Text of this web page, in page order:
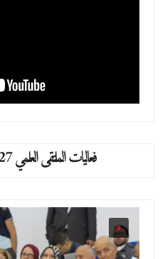
فعاليات الملتقى العلمي 27 نوفمبر 2024 بالصور